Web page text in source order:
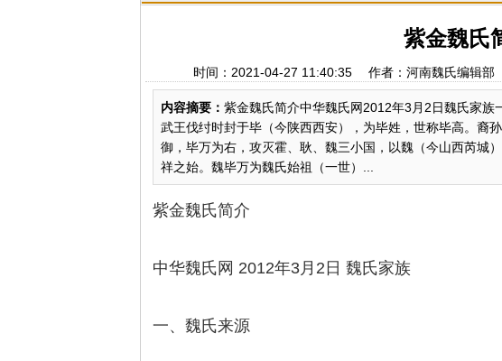
紫金魏氏
时间：2021-04-27 11:40:35 作者：河南魏氏编辑
内容摘要： 紫金魏氏简介中华魏氏网2012年3月2日魏氏家族
武王伐纣时封于毕（今陕西西安），为毕姓，世称毕高。裔
御，毕万为右，攻灭霍、耿、魏三小国，以魏（今山西芮城
祥之始。魏毕万为魏氏始祖（一世）...
紫金魏氏简介
中华魏氏网 2012年3月2日 魏氏家族
一、魏氏来源